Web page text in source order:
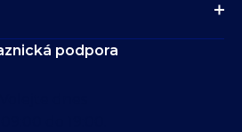
podpora